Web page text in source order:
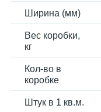
Ширина (мм)
Вес коробки,
кг
Кол-во в
коробке
Штук в 1 кв.м.